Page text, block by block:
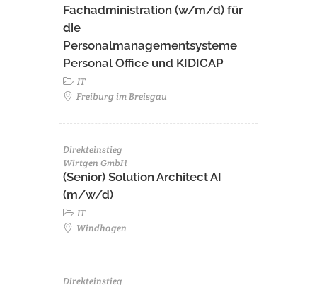
Fachadministration (w/m/d) für
die
Personalmanagementsysteme
Personal Office und KIDICAP
IT
Freiburg im Breisgau
Direkteinstieg
Wirtgen GmbH
(Senior) Solution Architect AI
(m/w/d)
IT
Windhagen
Direkteinstieg